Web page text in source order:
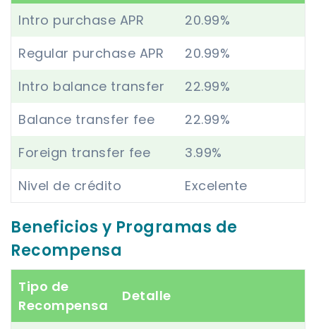
Intro purchase APR
20.99%
Regular purchase APR
20.99%
Intro balance transfer
22.99%
Balance transfer fee
22.99%
Foreign transfer fee
3.99%
Nivel de crédito
Excelente
Beneficios y Programas de
Recompensa
Tipo de
Recompensa
Detalle